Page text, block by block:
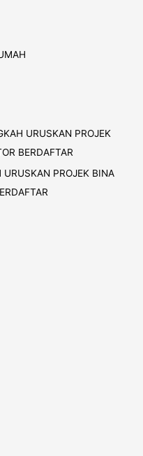
URUSKAN PROJEK
BERDAFTAR
PROJEK BINA